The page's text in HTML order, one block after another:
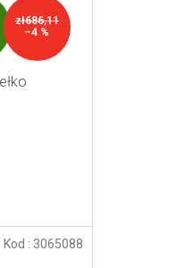
zł686,11
–4 %
Kod : 3065088